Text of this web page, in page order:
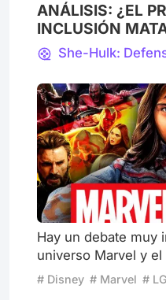
ANÁLISIS: ¿EL
She-Hulk:
Hay un debate muy
universo Marvel y el
claramente hay una
Relacionado con la
# Disney # Marvel #